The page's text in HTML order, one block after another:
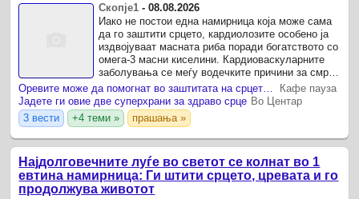
Скопје1 -08.08.2026
Иако не постои една намирница која може сама
да го заштити срцето, кардиолозите особено ја
издвојуваат масната риба поради богатството со
омега-3 масни киселини. Кардиоваскуларните
заболувања се меѓу водечките причини за смрт,
а врз ризикот влијаат генетиката, семејната
историја ...
Кафе пауза
Јадете ги овие две суперхрани за здраво срце Во Центар
3 вести
+4 теми » прашања »
Најдолговечните луѓе во светот се колнат во 1
евтина намирница: Ги штити срцето, цревата и го
продолжува животот